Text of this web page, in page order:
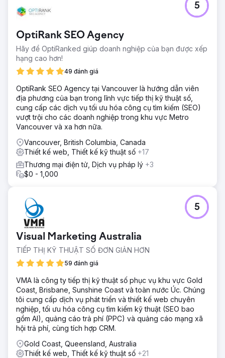
OptiRank SEO Agency
Hãy để OptiRanked giúp doanh nghiệp của bạn được xếp
hạng cao hơn!
49 đánh giá
5
OptiRank SEO Agency tại Vancouver là hướng dẫn viên
địa phương của bạn trong lĩnh vực tiếp thị kỹ thuật số,
cung cấp các dịch vụ tối ưu hóa công cụ tìm kiếm (SEO)
vượt trội cho các doanh nghiệp trong khu vực Metro
Vancouver và xa hơn nữa.
Vancouver, British Columbia, Canada
Thiết kế web, Thiết kế kỹ thuật số +17
Thương mại điện tử, Dịch vụ pháp lý +3
$0 - 1,000
Visual Marketing Australia
TIẾP THỊ KỸ THUẬT SỐ ĐƠN GIẢN HƠN
59 đánh giá
5
VMA là công ty tiếp thị kỹ thuật số phục vụ khu vực Gold
Coast, Brisbane, Sunshine Coast và toàn nước Úc. Chúng
tôi cung cấp dịch vụ phát triển và thiết kế web chuyên
nghiệp, tối ưu hóa công cụ tìm kiếm kỹ thuật (SEO bao
gồm AI), quảng cáo trả phí (PPC) và quảng cáo mạng xã
hội trả phí, cùng tích hợp CRM.
Gold Coast, Queensland, Australia
Thiết kế web, Thiết kế kỹ thuật số +21